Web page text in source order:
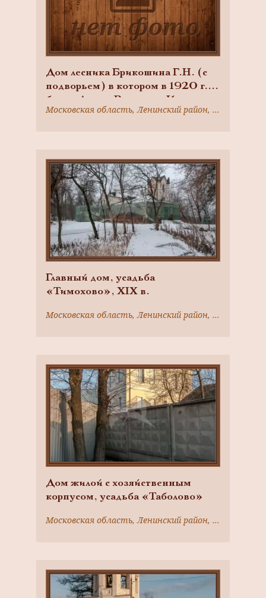
Дом лесника Брикошина Г.Н. (с
подворьем) в котором в 1920 г.
бывал Ленин Владимир Ильич:
дом; усадьба.
Московская область, Ленинский район, д. Богданово
Главный дом, усадьба
«Тимохово», XIX в.
Московская область, Ленинский район, г. Видное, в 500 м от ж/д ст. Расторгуево
Дом жилой с хозяйственным
корпусом, усадьба «Таболово»
Московская область, Ленинский район, г. Видное-2, с. Таболово, Белокаменное ш., 4